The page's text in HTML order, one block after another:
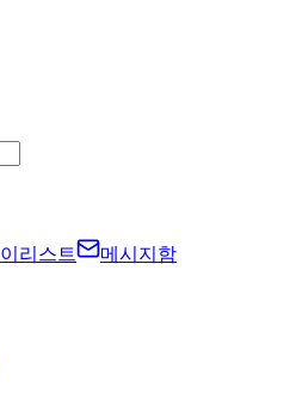
리스트 메시지함